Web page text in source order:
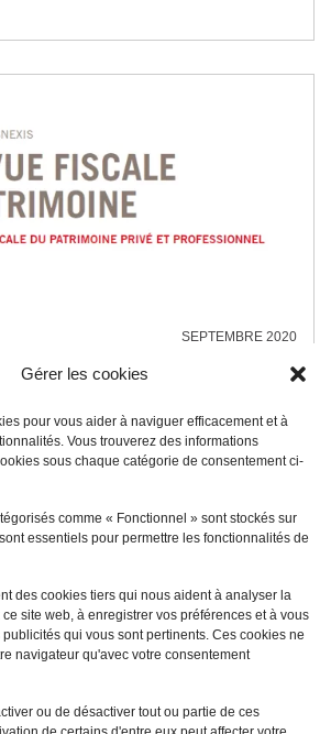
Gérer les cookies
pour vous aider à naviguer efficacement et à
Vous trouverez des informations
sous chaque catégorie de consentement ci-
comme « Fonctionnel » sont stockés sur
essentiels pour permettre les fonctionnalités de
des cookies tiers qui nous aident à analyser la
site web, à enregistrer vos préférences et à vous
qui vous sont pertinents. Ces cookies ne
navigateur qu'avec votre consentement
ou de désactiver tout ou partie de ces
SEPTEMBRE 2020
: l’impact de la
Toutes nos Actualités